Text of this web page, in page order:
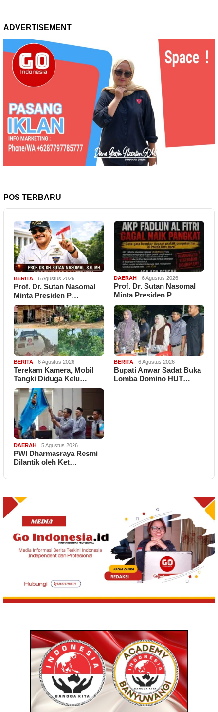
ADVERTISEMENT
POS TERBARU
BERITA 6 Agustus 2026
Prof. Dr. Sutan Nasomal
Minta Presiden P…
DAERAH 6 Agustus 2026
Prof. Dr. Sutan Nasomal
Minta Presiden P…
BERITA 6 Agustus 2026
Terekam Kamera, Mobil
Tangki Diduga Kelu…
BERITA 6 Agustus 2026
Bupati Anwar Sadat Buka
Lomba Domino HUT…
DAERAH 5 Agustus 2026
PWI Dharmasraya Resmi
Dilantik oleh Ket…